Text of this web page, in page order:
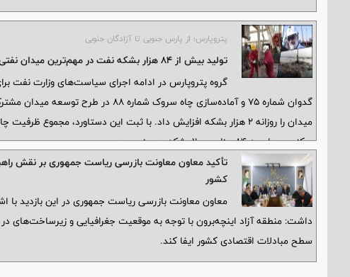
پتروپارس؛ از پارس جنوبی تا آزادگان جنوبی
تولید بیش از 84 هزار بشکه نفت در مهم‌ترین میدان نفتی مشترک کشور
گروه پتروپارس در ادامه اجرای سیاست‌های وزارت نفت
میدان را روزانه ۲ هزار بشکه افزایش داد. با ثبت این دستاورد،
مرکزی میدان به ۸۴ هزار و ۲۰۰ بشکه در روز رسید.
تأکید معاون معاونت بازرسی ریاست‌ جمهوری بر نقش
کشور
معاون معاونت بازرسی ریاست جمهوری در این بازدید با
داشت: منطقه آزاد اینچه‌برون با توجه به موقعیت جغرافیایی و زیرساخت‌های
سطح مبادلات اقتصادی کشور ایفا کند.